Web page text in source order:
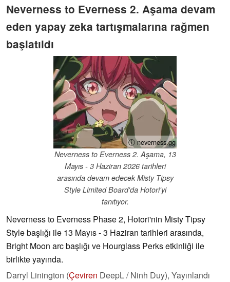
Neverness to Everness 2. Aşama devam
eden yapay zeka tartışmalarına rağmen
başlatıldı
ⓘ neverness.gg
Neverness to Everness 2. Aşama, 13
Mayıs - 3 Haziran 2026 tarihleri
arasında devam edecek Misty Tipsy
Style Limited Board'da Hotori'yi
tanıtıyor.
Neverness to Everness Phase 2, Hotori'nin Misty Tipsy
Style başlığı ile 13 Mayıs - 3 Haziran tarihleri arasında,
Bright Moon arc başlığı ve Hourglass Perks etkinliği ile
birlikte yayında.
Darryl Linington (Çeviren DeepL / Ninh Duy), Yayınlandı